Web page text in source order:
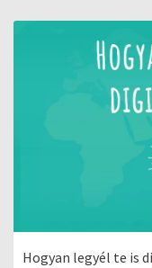
Hogyan legyél te is